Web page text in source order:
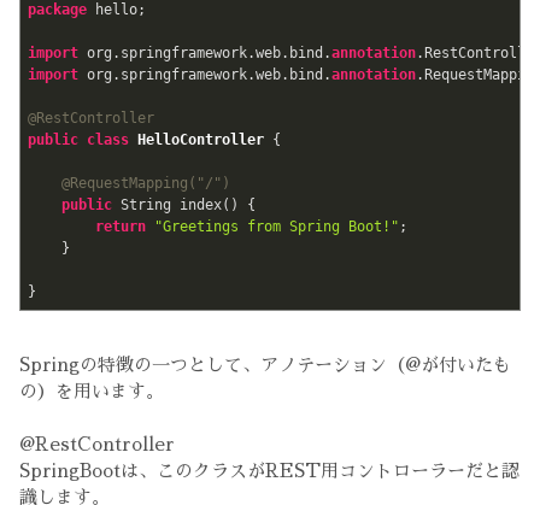
package hello;
import org.springframework.web.bind.annotation
import org.springframework.web.bind.annotation
@RestController
public class HelloController {
@RequestMapping( "/" )
public String index() {
return
"Greetings from Spring Boot!" ;
    }
}
Springの特徴の一つとして、アノテーション（@が付いたも
の）を用います。
@RestController
SpringBootは、このクラスがREST用コントローラーだと認
識します。